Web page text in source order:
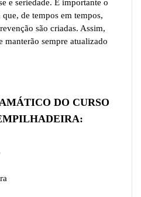
e seriedade. É importante o
de tempos em tempos,
são criadas. Assim,
manterão sempre atualizado
DO CURSO